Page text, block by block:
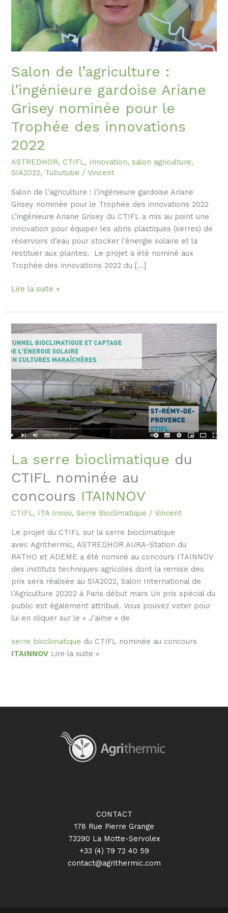
Salon de l’agriculture :
l’ingénieure gardoise Ariane
Grisey nominée pour le
Trophée des innovations
2022
ASTREDHOR, CTIFL, Innovation,salon agriculture,
SIA2022, Tubutube /Vincent
Salon de l’agriculture : l’ingénieure gardoise Ariane
Grisey nominée pour le Trophée des innovations 2022
L’ingénieure Ariane Grisey du CTIFL a mis au point une
innovation pour équiper les abris plastiques (serres) de
réservoirs d’eau pour stocker l’énergie solaire et la
restituer aux plantes. Le projet a été nominé aux
Trophée des innovations 2022 du […]
Salon
l’agriculture
:
gardoise
Ariane
nominée
pour
le
Trophée
des
2022
Lire la suite »
La serre bioclimatique du
CTIFL nominée au
concours ITAINNOV
CTIFL, ITA Innov,Serre Bioclimatique /Vincent
Le projet du CTIFL sur la serre bioclimatique
avec Agrithermic, ASTREDHOR AURA-Station du
RATHO et ADEME a été nominé au concours ITAINNOV
des instituts techniques agricoles dont la remise des
prix sera réalisée au SIA2022, Salon International de
l’Agriculture 20202 à Paris début mars Un prix spécial du
public est également attribué. Vous pouvez voter pour
lui en cliquer sur le « J’aime » de
La
serre bioclimatique du CTIFL nominée au concours
ITAINNOV Lire la suite »
CONTACT
178 Rue Pierre Grange
73290 La Motte-Servolex
+33 (4) 79 72 40 59
contact@agrithermic.com